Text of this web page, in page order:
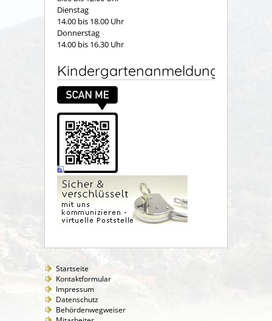
Dienstag
14.00 bis 18.00 Uhr
Donnerstag
14.00 bis 16.30 Uhr
Kindergartenanmeldung
Startseite
Kontaktformular
Impressum
Datenschutz
Behördenwegweiser